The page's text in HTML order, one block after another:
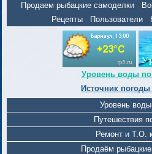
Продаем рыбацкие самоделки
Рецепты
Пользователи
Уровень воды по
Источник
Уровень
Путешествия
Ремонт и Т.О.
Продаём